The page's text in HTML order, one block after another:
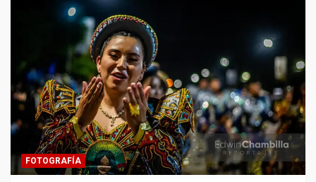
FOTOGRAFÍA